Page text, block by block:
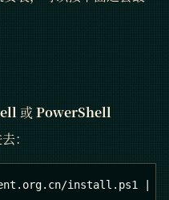
或 PowerShell
：
install.ps1 |